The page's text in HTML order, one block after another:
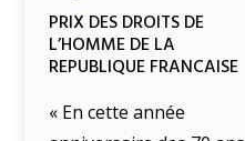
PRIX DES DROITS DE
L’HOMME DE LA
REPUBLIQUE FRANCAISE
« En cette année